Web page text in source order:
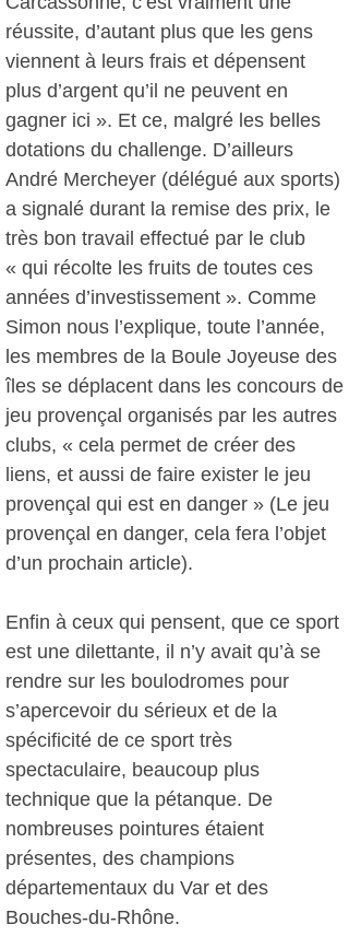
réussite, d’autant plus que les gens
viennent à leurs frais et dépensent
plus d’argent qu’il ne peuvent en
gagner ici ». Et ce, malgré les belles
dotations du challenge. D’ailleurs
André Mercheyer (délégué aux sports)
a signalé durant la remise des prix, le
très bon travail effectué par le club
« qui récolte les fruits de toutes ces
années d’investissement ». Comme
Simon nous l’explique, toute l’année,
les membres de la Boule Joyeuse des
îles se déplacent dans les concours de
jeu provençal organisés par les autres
clubs, « cela permet de créer des
liens, et aussi de faire exister le jeu
provençal qui est en danger » (Le jeu
provençal en danger, cela fera l’objet
d’un prochain article).
Enfin à ceux qui pensent, que ce sport
est une dilettante, il n’y avait qu’à se
rendre sur les boulodromes pour
s’apercevoir du sérieux et de la
spécificité de ce sport très
spectaculaire, beaucoup plus
technique que la pétanque. De
nombreuses pointures étaient
présentes, des champions
départementaux du Var et des
Bouches-du-Rhône.